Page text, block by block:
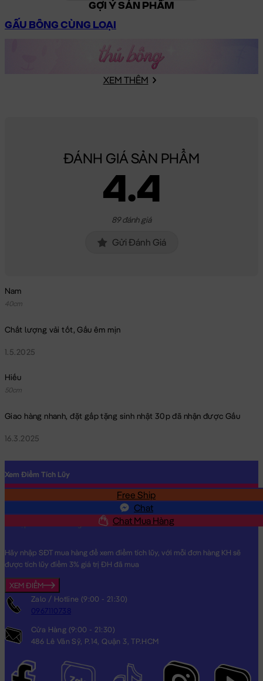
Cá Voi bông gối ôm dẹp
Cá Voi bông gối ôm dẹp đang nằm trong danh sách những sản
GỢI Ý SẢN PHẨM
GẤU BÔNG CÙNG LOẠI
XEM THÊM
ĐÁNH GIÁ SẢN PHẨM
4.4
89 đánh giá
Gửi Đánh Giá
Nam
40cm
Chất lượng vải tốt, Gấu êm mịn
1.5.2025
Hiếu
50cm
Giao hàng nhanh, đặt gấp tặng sinh nhật 30p đã nhận được Gấu
16.3.2025
Free Ship
Chat
Chat Mua Hàng
Xem Điểm Tích Lũy
Hãy nhập SĐT mua hàng để xem điểm tích lũy, với mỗi đơn hàng KH sẽ
được tích lũy điểm 3% giá trị ĐH đã mua
XEM ĐIỂM
Zalo / Hotline (9:00 - 21:30)
0967110738
Cửa Hàng (9:00 - 21:30)
486 Lê Văn Sỹ, P.14, Quận 3, TP.HCM